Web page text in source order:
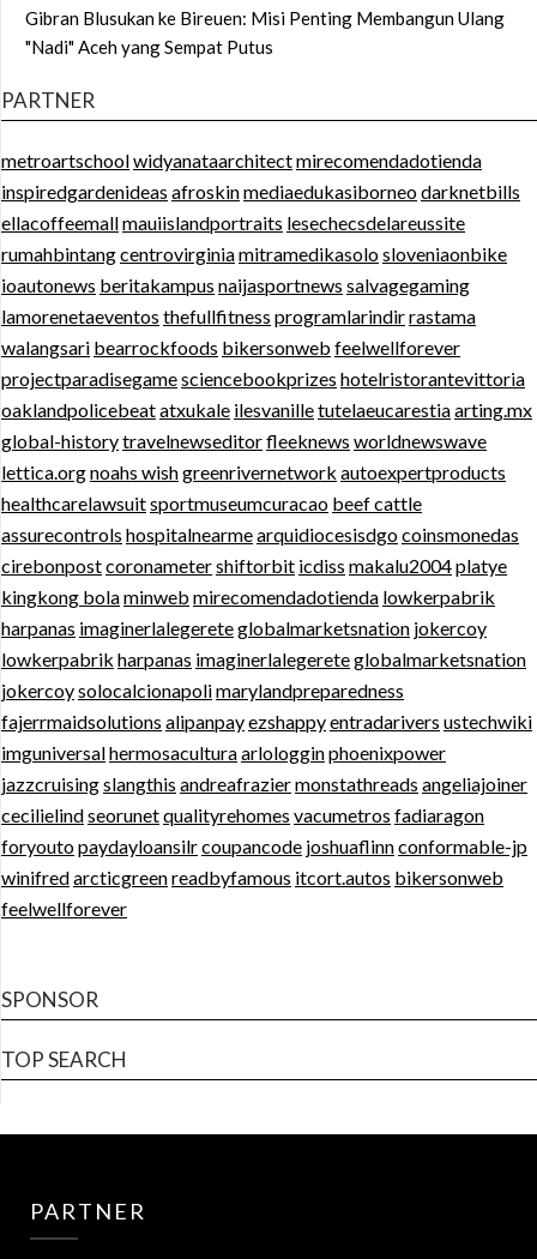
Gibran Blusukan ke Bireuen: Misi Penting Membangun Ulang
"Nadi" Aceh yang Sempat Putus
PARTNER
metroartschoolwidyanataarchitectmirecomendadotienda
inspiredgardenideas afroskinmediaedukasiborneodarknetbills
ellacoffeemallmauiislandportraits lesechecsdelareussite
rumahbintangcentrovirginiamitramedikasolosloveniaonbike
ioautonews beritakampus naijasportnews salvagegaming
lamorenetaeventos thefullfitness programlarindirrastama
walangsari bearrockfoods bikersonweb feelwellforever
projectparadisegamesciencebookprizes hotelristorantevittoria
oaklandpolicebeatatxukale ilesvanilletutelaeucarestiaarting.mx
global-historytravelnewseditorfleeknews worldnewswave
lettica.orgnoahs wishgreenrivernetwork autoexpertproducts
healthcarelawsuitsportmuseumcuracao beef cattle
assurecontrols hospitalnearmearquidiocesisdgocoinsmonedas
cirebonpostcoronametershiftorbit icdiss makalu2004platye
kingkong bolaminweb mirecomendadotienda lowkerpabrik
harpanas imaginerlalegereteglobalmarketsnation jokercoy
lowkerpabrik harpanas imaginerlalegereteglobalmarketsnation
jokercoysolocalcionapolimarylandpreparedness
fajerrmaidsolutions alipanpayezshappyentradarivers ustechwiki
imguniversalhermosaculturaarlologginphoenixpower
jazzcruisingslangthis andreafraziermonstathreads angeliajoiner
cecilielindseorunetqualityrehomes vacumetros fadiaragon
foryoutopaydayloansilrcoupancode joshuaflinnconformable-jp
winifredarcticgreenreadbyfamous itcort.autos bikersonweb
feelwellforever
SPONSOR
TOP SEARCH
PARTNER